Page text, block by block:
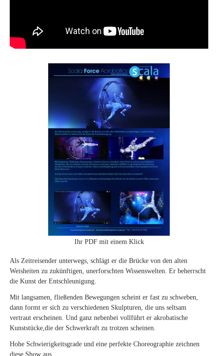
Ihr PDF mit einem Klick
Als Zeitreisender unterwegs, schlägt er die Brücke von den alten
Weisheiten zu zukünftigen, unerforschten Wissenswelten. Er beherrscht
die Kunst der Entschleunigung.
Mit langsamen, fließenden Bewegungen scheint er fast zu schweben,
dann formt er sich zu verschiedenen Skulpturen, die uns seltsam
vertraut erscheinen. Und ganz nebenbei vollführt er akrobatische
Kunststücke,die der Schwerkraft zu trotzen scheinen.
Hohe Schwierigkeitsgrade und eine perfekte Choreographie zeichnen
diese Show aus.